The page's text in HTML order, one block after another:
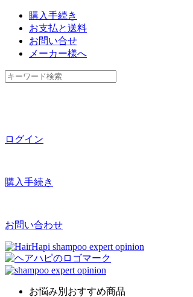
購入手続き
お支払と送料
お問い合せ
メーカー様へ
ログイン
購入手続き
お問い合わせ
お悩み別おすすめ商品